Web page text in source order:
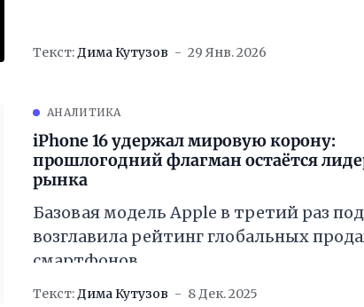
Текст:Дима Кутузов 29 Янв. 2026
АНАЛИТИКА
iPhone 16 удержал мировую корону:
прошлогодний флагман остаётся
рынка
Базовая модель Apple в третий раз
возглавила рейтинг глобальных
смартфонов
Текст:Дима Кутузов 8 Дек. 2025